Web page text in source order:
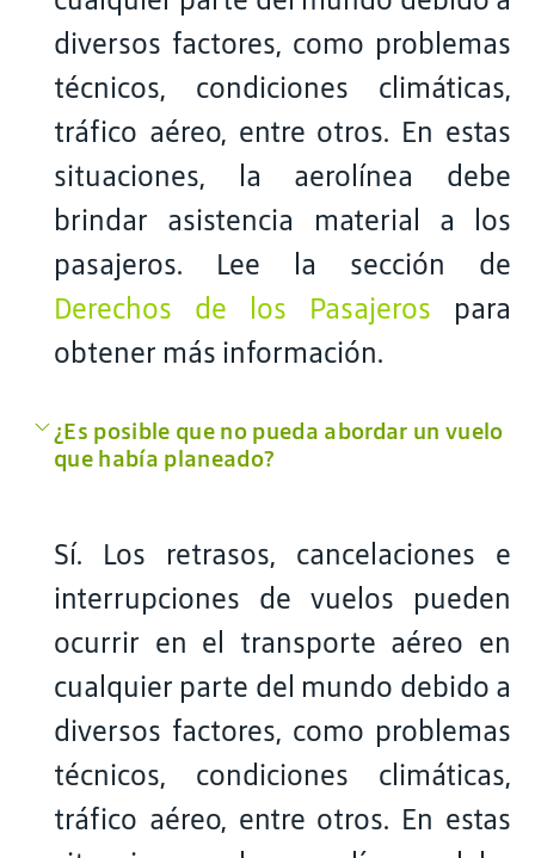
diversos factores, como problemas
técnicos, condiciones climáticas,
tráfico aéreo, entre otros. En estas
situaciones, la aerolínea debe
brindar asistencia material a los
pasajeros. Lee la sección de
Derechos de los Pasajeros para
obtener más información.
¿Es posible que no pueda abordar un vuelo
que había planeado?
Sí. Los retrasos, cancelaciones e
interrupciones de vuelos pueden
ocurrir en el transporte aéreo en
cualquier parte del mundo debido a
diversos factores, como problemas
técnicos, condiciones climáticas,
tráfico aéreo, entre otros. En estas